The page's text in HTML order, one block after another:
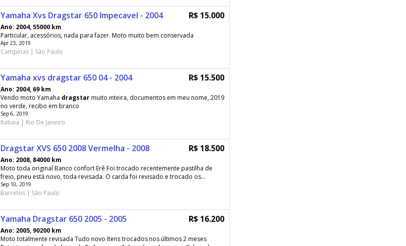
Yamaha Xvs Dragstar 650 Impecavel - 2004 R$ 15.000
Ano: 2004, 55000 km
Particular, acessórios, nada para fazer. Moto muito bem conservada
Apr 23, 2019
Campinas | São Paulo
Yamaha xvs dragstar 650 04 - 2004 R$ 15.500
Ano: 2004, 69 km
Vendo moto Yamaha dragstarmuito inteira, documentos em meu nome, 2019
no verde, recibo em branco
Sep 6, 2019
Itatiaia | Rio De Janeiro
Dragstar XVS 650 2008 Vermelha - 2008 R$ 18.500
Ano: 2008, 84000 km
Moto toda original Banco confort Erê Foi trocado recentemente pastilha de
freio, pneu está novo, toda revisada. O carda foi revisado e trocado os...
Sep 10, 2019
Barretos | São Paulo
Yamaha Dragstar 650 2005 - 2005 R$ 16.200
Ano: 2005, 90200 km
Moto totalmente revisada Tudo novo Itens trocados nos últimos 2 meses